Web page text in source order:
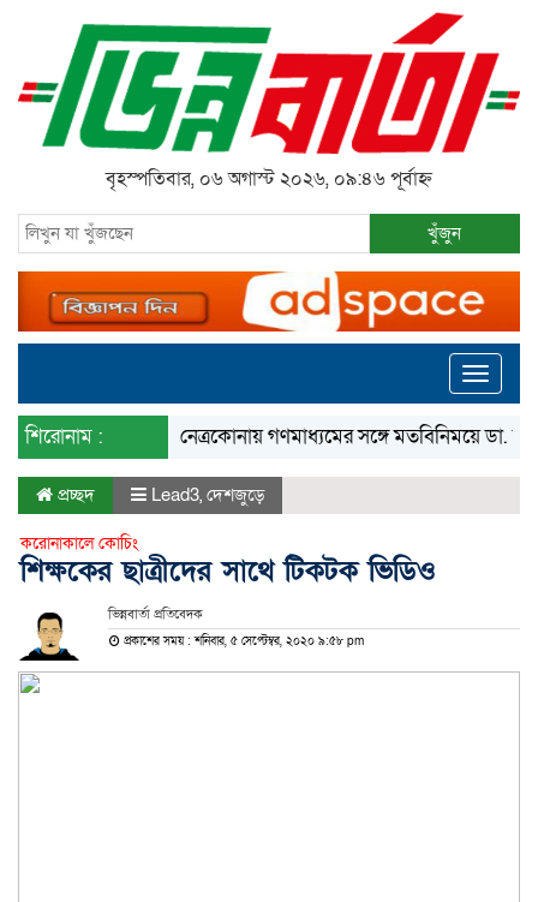
বৃহস্পতিবার, ০৬ অগাস্ট ২০২৬, ০৯:৪৬ পূর্বাহ্ন
খুঁজুন
Toggle
শিরোনাম : নেত্রকোনায় গণমাধ্যমের সঙ্গে মতবিনিময়ে ডা.
প্রচ্ছদ Lead3, দেশজুড়ে
করোনাকালে কোচিং
শিক্ষকের ছাত্রীদের সাথে টিকটক ভিডিও
ভিন্নবার্তা প্রতিবেদক
প্রকাশের সময় : শনিবার, ৫ সেপ্টেম্বর, ২০২০ ৯:৫৮ pm